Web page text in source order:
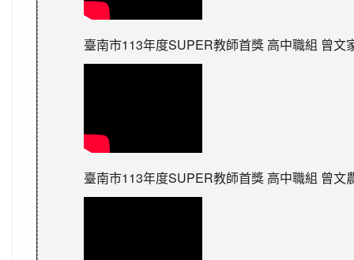
臺南市113年度SUPER教師首獎 高中職組 曾文
臺南市113年度SUPER教師首獎 高中職組 曾文